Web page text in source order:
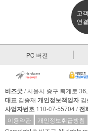
고
연
PC 버전
비즈굿/ 서울시 중구 퇴계로
대표 김종재 개인정보책임자김
사업자번호 110-07-55704 /전
이용약관
개인정보취급방침